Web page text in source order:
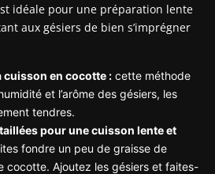
idéale pour une préparation lente
aux gésiers de bien s’imprégner
cuisson en cocotte : cette méthode
et l’arôme des gésiers, les
tendres.
pour une cuisson lente et
fondre un peu de graisse de
cocotte. Ajoutez les gésiers et faites-